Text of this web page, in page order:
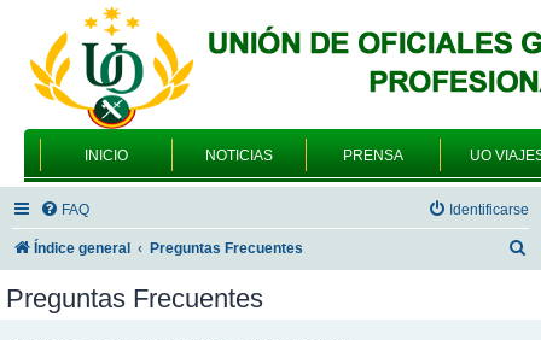
INICIO NOTICIAS PRENSA UO
FAQ Identificarse
Índice general Preguntas Frecuentes
Preguntas Frecuentes